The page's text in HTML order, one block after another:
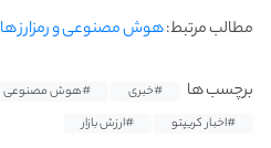
مطالب مرتبط:هوش مصنوعی و رمزارز ها
برچسب ها #خبری #هوش مصنوعی
#اخبار کریپتو
#ارزش بازار